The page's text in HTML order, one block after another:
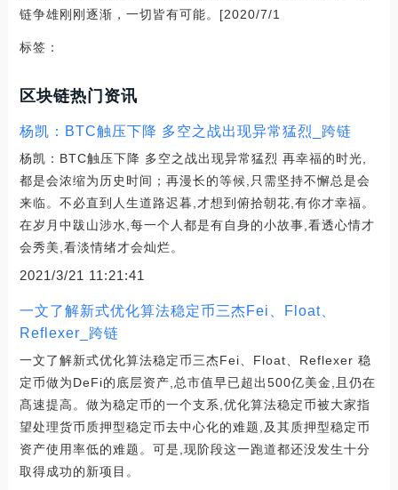
链争雄刚刚逐渐，一切皆有可能。[2020/7/1
标签：
区块链热门资讯
杨凯：BTC触压下降 多空之战出现异常猛烈_跨链
杨凯：BTC触压下降 多空之战出现异常猛烈 再幸福的时光,
都是会浓缩为历史时间；再漫长的等候,只需坚持不懈总是会
来临。不必直到人生道路迟暮,才想到俯拾朝花,有你才幸福。
在岁月中跋山涉水,每一个人都是有自身的小故事,看透心情才
会秀美,看淡情绪才会灿烂。
2021/3/21 11:21:41
一文了解新式优化算法稳定币三杰Fei、Float、
Reflexer_跨链
一文了解新式优化算法稳定币三杰Fei、Float、Reflexer 稳
定币做为DeFi的底层资产,总市值早已超出500亿美金,且仍在
髙速提高。做为稳定币的一个支系,优化算法稳定币被大家指
望处理货币质押型稳定币去中心化的难题,及其质押型稳定币
资产使用率低的难题。可是,现阶段这一跑道都还没发生十分
取得成功的新项目。